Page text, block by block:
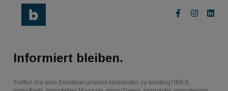
Informiert bleiben.
Treffen Sie eine Selektion unserer Newsletter zu buildingTIMES,